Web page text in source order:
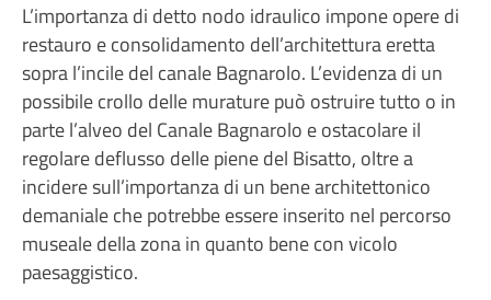
L’importanza di detto nodo idraulico impone opere di
restauro e consolidamento dell’architettura eretta
sopra l’incile del canale Bagnarolo. L’evidenza di un
possibile crollo delle murature può ostruire tutto o in
parte l’alveo del Canale Bagnarolo e ostacolare il
regolare deflusso delle piene del Bisatto, oltre a
incidere sull’importanza di un bene architettonico
demaniale che potrebbe essere inserito nel percorso
museale della zona in quanto bene con vicolo
paesaggistico.